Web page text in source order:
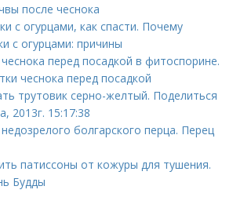
после чеснока
с огурцами, как спасти. Почему
с огурцами: причины
перед посадкой в фитоспорине.
чеснока перед посадкой
трутовик серно-желтый. Поделиться
2013г. 15:17:38
болгарского перца. Перец
патиссоны от кожуры для тушения.
Будды